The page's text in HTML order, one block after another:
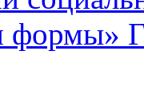
формы»